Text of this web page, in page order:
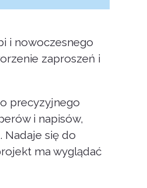
i nowoczesnego
zaproszeń i
precyzyjnego
i napisów,
Nadaje się do
ma wyglądać